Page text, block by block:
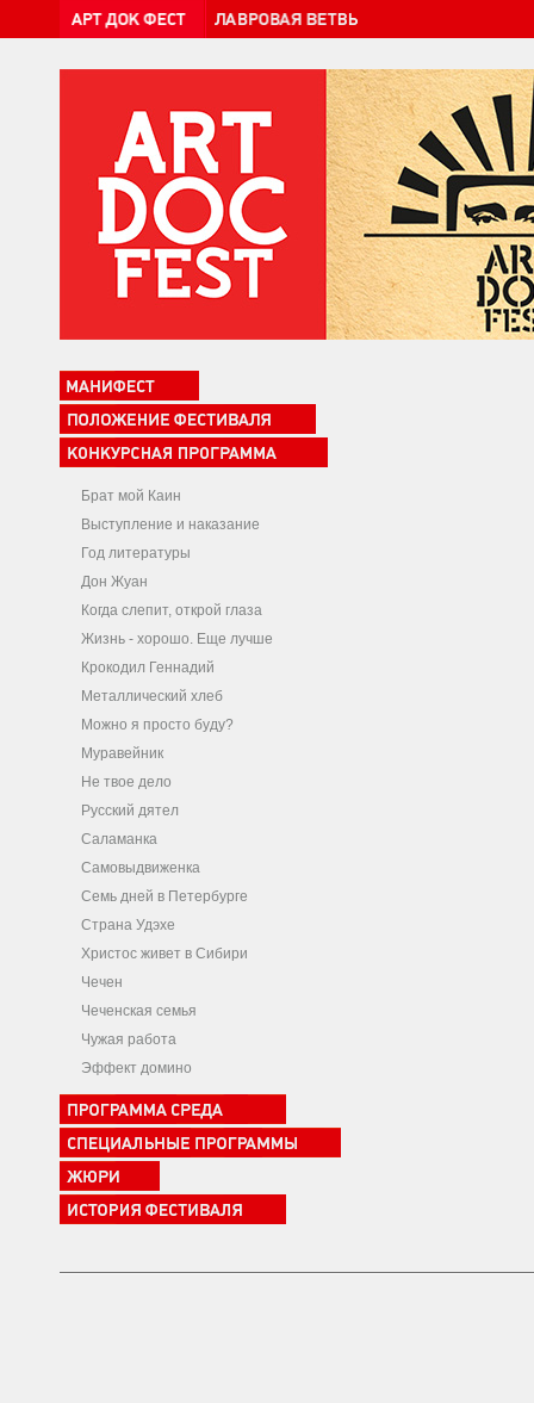
Брат мой Каин
Выступление и наказание
Год литературы
Дон Жуан
Когда слепит, открой глаза
Жизнь - хорошо. Еще лучше
Крокодил Геннадий
Металлический хлеб
Можно я просто буду?
Муравейник
Не твое дело
Русский дятел
Саламанка
Самовыдвиженка
Семь дней в Петербурге
Страна Удэхе
Христос живет в Сибири
Чечен
Чеченская семья
Чужая работа
Эффект домино